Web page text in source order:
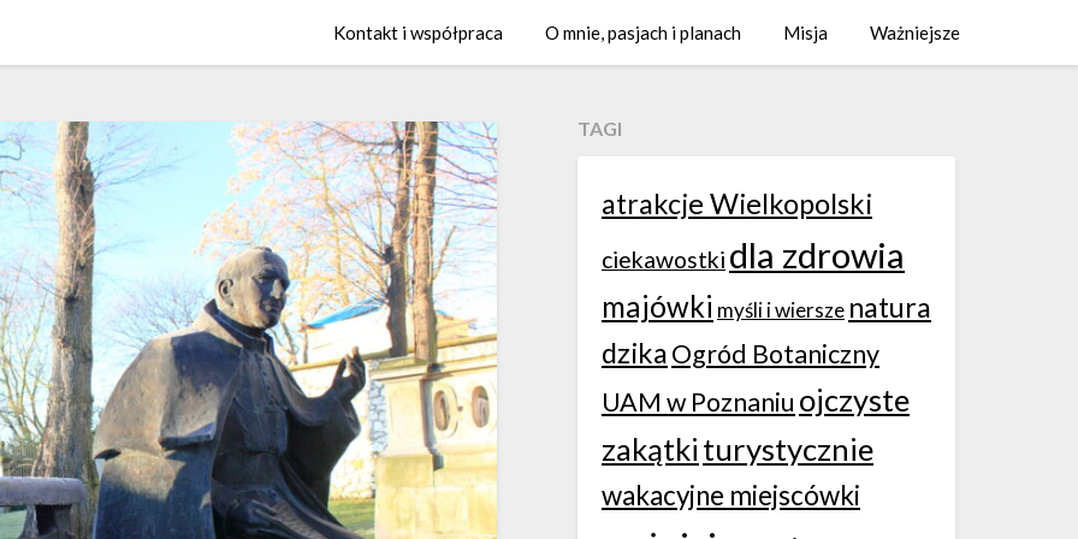
Kontakt i współpraca O mnie, pasjach i planach Misja Ważniejsze
TAGI
atrakcje Wielkopolski
ciekawostki dla zdrowia
majówki myśli i wiersze natura
dzikaOgród Botaniczny
UAM w Poznaniu ojczyste
zakątki turystycznie
wakacyjne miejscówki